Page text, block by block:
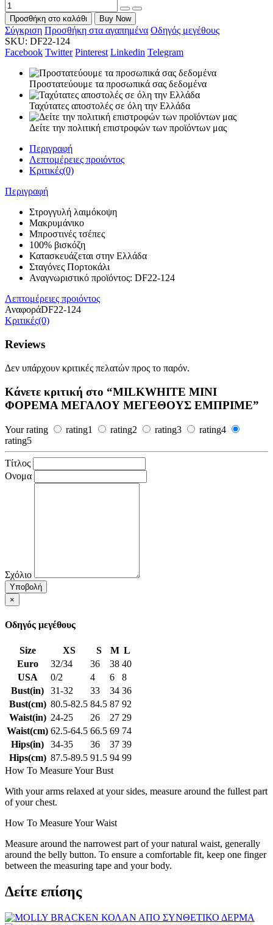
Προσθήκη στο καλάθι Buy Now
Σύγκριση Προσθήκη στα αγαπημένα Οδηγός μεγέθους
SKU: DF22-124
Facebook Twitter Pinterest Linkedin Telegram
Προστατεύουμε τα προσωπικά σας δεδομένα
Ταχύτατες αποστολές σε όλη την Ελλάδα
Δείτε την πολιτική επιστροφών των προϊόντων μας
Περιγραφή
Λεπτομέρειες προιόντος
Κριτικές(0)
Περιγραφή
Στρογγυλή λαιμόκοψη
Μακρυμάνικο
Μπροστινές τσέπες
100% βισκόζη
Κατασκευάζεται στην Ελλάδα
Σταγόνες Πορτοκάλι
Αναγνωριστικό προϊόντος: DF22-124
Λεπτομέρειες προιόντος
ΑναφοράDF22-124
Κριτικές(0)
Reviews
Δεν υπάρχουν κριτικές πελατών προς το παρόν.
Κάνετε κριτική στο “MILKWHITE ΜΙΝΙ
ΦΟΡΕΜΑ ΜΕΓΑΛΟΥ ΜΕΓΕΘΟΥΣ ΕΜΠΡΙΜΕ”
Your rating rating1 rating2 rating3
rating4
rating5
Τίτλος
Ονομα
Σχόλιο
Υποβολή
×
Οδηγός μεγέθους
Size XS S M L
Euro
32/34 36 38 40
USA
0/2 4 6
8
Bust(in)
31-32 33 34 36
Bust(cm) 80.5-82.5 84.5 87 92
Waist(in) 24-25 26 27 29
Waist(cm) 62.5-64.5 66.5 69 74
Hips(in)
34-35 36 37 39
Hips(cm) 87.5-89.5 91.5 94 99
How To Measure Your Bust
With your arms relaxed at your sides, measure around the fullest part
of your chest.
How To Measure Your Waist
Measure around the narrowest part of your natural waist, generally
around the belly button. To ensure a comfortable fit, keep one finger
between the measuring tape and your body.
Δείτε επίσης